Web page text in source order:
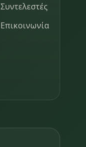
Συντελεστές
Επικοινωνία